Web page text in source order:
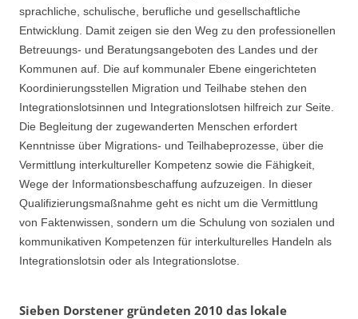
sprachliche, schulische, berufliche und gesellschaftliche
Entwicklung. Damit zeigen sie den Weg zu den professionellen
Betreuungs- und Beratungsangeboten des Landes und der
Kommunen auf. Die auf kommunaler Ebene eingerichteten
Koordinierungsstellen Migration und Teilhabe stehen den
Integrationslotsinnen und Integrationslotsen hilfreich zur Seite.
Die Begleitung der zugewanderten Menschen erfordert
Kenntnisse über Migrations- und Teilhabeprozesse, über die
Vermittlung interkultureller Kompetenz sowie die Fähigkeit,
Wege der Informationsbeschaffung aufzuzeigen. In dieser
Qualifizierungsmaßnahme geht es nicht um die Vermittlung
von Faktenwissen, sondern um die Schulung von sozialen und
kommunikativen Kompetenzen für interkulturelles Handeln als
Integrationslotsin oder als Integrationslotse.
Sieben Dorstener gründeten 2010 das lokale